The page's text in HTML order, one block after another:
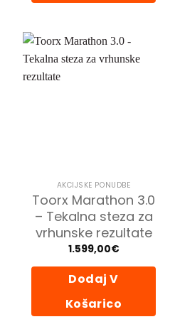
AKCIJSKE PONUDBE
Toorx Marathon 3.0
– Tekalna steza za
vrhunske rezultate
1.599,00€
Dodaj V
Košarico